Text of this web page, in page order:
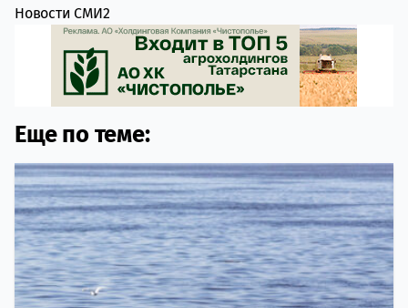
Новости СМИ2
Еще по теме: